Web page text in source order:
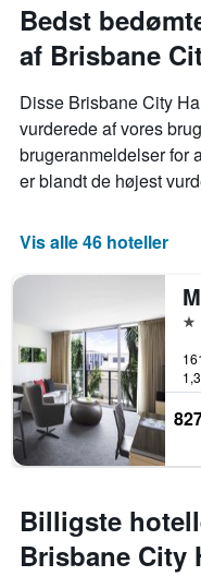
Bedst
af Brisbane
Disse Brisbane City
vurderede af vores
brugeranmeldelser for
er blandt de højest
Vis alle 46 hoteller
4
Billigste
Brisbane City